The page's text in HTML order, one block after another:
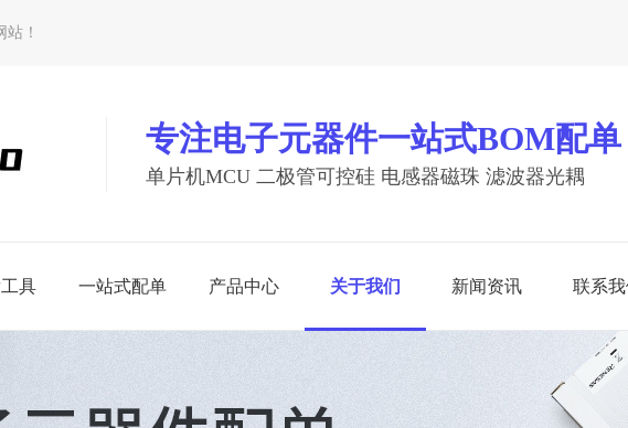
！
专注电子元器件一站式BOM配单
单片机MCU 二极管可控硅 电感器磁珠 滤波器光耦
具 一站式配单 产品中心
开发工具
关于我们 新闻资讯 联系